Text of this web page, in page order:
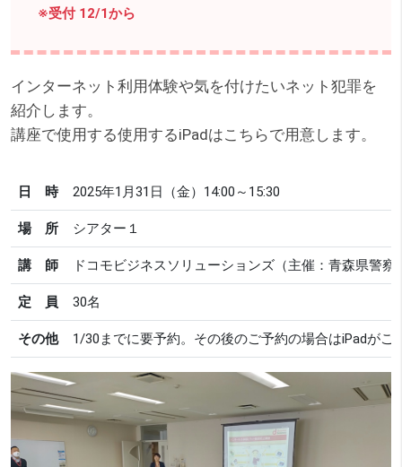
※受付 12/1から
インターネット利用体験や気を付けたいネット犯罪を
紹介します。
講座で使用する使用するiPadはこちらで用意します。
日 時 2025年1月31日（金）14:00～15:30
場 所 シアター１
講 師 ドコモビジネスソリューションズ（主催：青森県警
定 員 30名
その他 1/30までに要予約。その後のご予約の場合はiPadがご